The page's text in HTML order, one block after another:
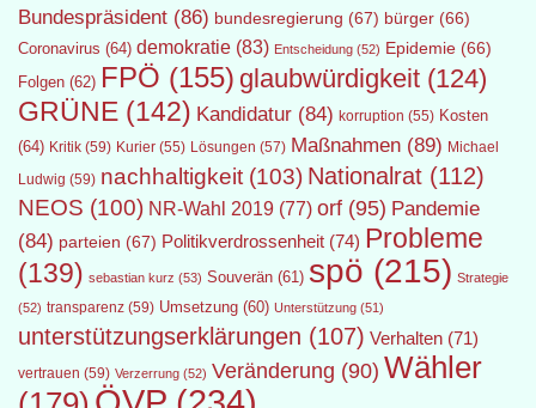
Bundespräsident (86) bundesregierung (67) bürger (66)
Coronavirus (64) demokratie (83) Entscheidung (52) Epidemie (66)
Folgen (62) FPÖ (155) glaubwürdigkeit (124)
GRÜNE (142) Kandidatur (84) korruption (55) Kosten
(64) Kritik (59) Kurier (55) Lösungen (57) Maßnahmen (89) Michael
Ludwig (59) nachhaltigkeit (103) Nationalrat (112)
NEOS (100) NR-Wahl 2019 (77) orf (95) Pandemie
(84) parteien (67) Politikverdrossenheit (74) Probleme
(139) sebastian kurz (53) Souverän (61) spö (215) Strategie
(52) transparenz (59) Umsetzung (60) Unterstützung (51)
unterstützungserklärungen (107) Verhalten (71)
vertrauen (59) Verzerrung (52) Veränderung (90) Wähler